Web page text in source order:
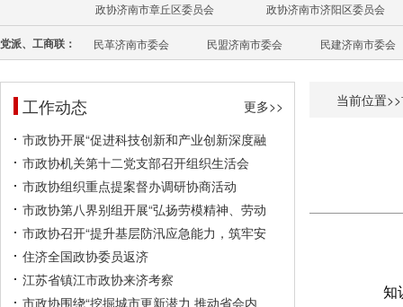
政协济南市章丘区委员会
政协济南市济阳区委员会
党派、工商联： 民革济南市委会 民盟济南市委会 民建济南市委会
工作动态
更多>>
市政协开展“促进科技创新和产业创新深度融
市政协机关第十二党支部召开组织生活会
市政协组织重点提案督办调研协商活动
市政协第八界别组开展“弘扬劳模精神、劳动
市政协召开“提升基层防汛应急能力，筑牢安
住济全国政协委员返济
江苏省镇江市政协来济考察
市政协围绕“挖掘城市更新潜力 推动省会内
当前位置>>
知